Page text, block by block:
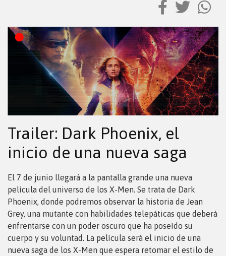
Trailer: Dark Phoenix, el
inicio de una nueva saga
El 7 de junio llegará a la pantalla grande una nueva
película del universo de los X-Men. Se trata de Dark
Phoenix, donde podremos observar la historia de Jean
Grey, una mutante con habilidades telepáticas que deberá
enfrentarse con un poder oscuro que ha poseído su
cuerpo y su voluntad. La película será el inicio de una
nueva saga de los X-Men que espera retomar el estilo de